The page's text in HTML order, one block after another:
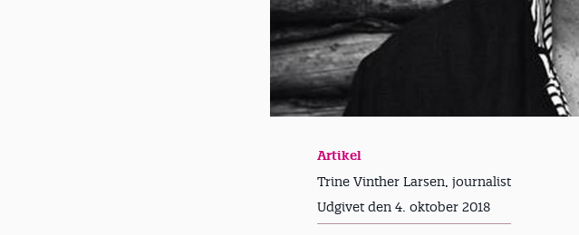
Artikel
Trine Vinther Larsen, journalist
Udgivet den 4. oktober 2018